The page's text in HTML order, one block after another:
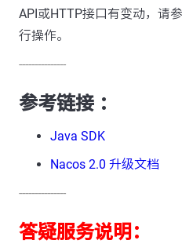
API或HTTP接口有变动，请
行操作。
---------------
参考链接 ：
Java SDK
Nacos 2.0 升级文档
---------------
答疑服务说明：